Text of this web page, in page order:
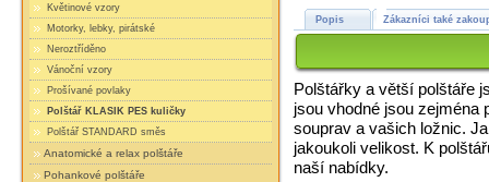
Květinové vzory
Motorky, lebky, pirátské
Neroztříděno
Vánoční vzory
Prošívané povlaky
Polštář KLASIK PES kuličky
Polštář STANDARD směs
Anatomické a relax polštáře
Pohankové polštáře
Popis Zákazníci také
Polštářky a větší polštáře
jsou vhodné jsou zejména
souprav a vašich ložnic.
jakoukoli velikost. K
naší nabídky.